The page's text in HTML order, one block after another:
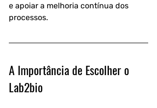
e apoiar a melhoria contínua dos
processos.
A Importância de Escolher o
Lab2bio